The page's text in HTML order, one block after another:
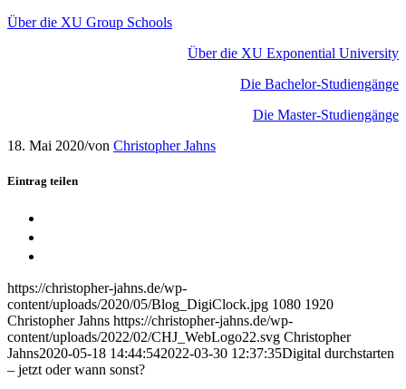
Über die XU Group Schools
Über die XU Exponential University
Die Bachelor-Studiengänge
Die Master-Studiengänge
18. Mai 2020/von Christopher Jahns
Eintrag teilen
https://christopher-jahns.de/wp-
content/uploads/2020/05/Blog_DigiClock.jpg 1080 1920
Christopher Jahns https://christopher-jahns.de/wp-
content/uploads/2022/02/CHJ_WebLogo22.svg Christopher
Jahns2020-05-18 14:44:542022-03-30 12:37:35Digital durchstarten
– jetzt oder wann sonst?